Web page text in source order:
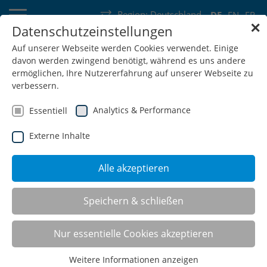
DE EN FR
Region: Deutschland
Deutschland Schweiz Österreich Belgien Frankreich
Luxemburg Niederlande Wallonie
SHOP
powerline C -
Höhenverstellbare
Schwerlasttische mit C-Fuß
✕
Datenschutzeinstellungen
Auf unserer Webseite werden Cookies verwendet. Einige
davon werden zwingend benötigt, während es uns andere
ermöglichen, Ihre Nutzererfahrung auf unserer Webseite zu
verbessern.
Essentiell Analytics & Performance
Externe Inhalte
Alle akzeptieren
Speichern & schließen
Nur essentielle Cookies akzeptieren
Weitere Informationen anzeigen